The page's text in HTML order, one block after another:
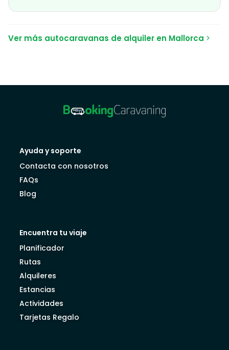
Ver más autocaravanas de alquiler en Mallorca
Ayuda y soporte
Contacta con nosotros
FAQs
Blog
Encuentra tu viaje
Planificador
Rutas
Alquileres
Estancias
Actividades
Tarjetas Regalo